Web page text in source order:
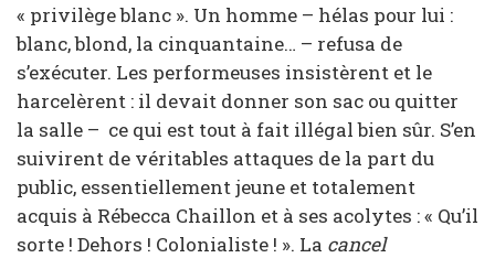
« privilège blanc ». Un homme – hélas pour lui :
blanc, blond, la cinquantaine… – refusa de
s’exécuter. Les performeuses insistèrent et le
harcelèrent : il devait donner son sac ou quitter
la salle – ce qui est tout à fait illégal bien sûr. S’en
suivirent de véritables attaques de la part du
public, essentiellement jeune et totalement
acquis à Rébecca Chaillon et à ses acolytes : « Qu’il
sorte ! Dehors ! Colonialiste ! ». La cancel